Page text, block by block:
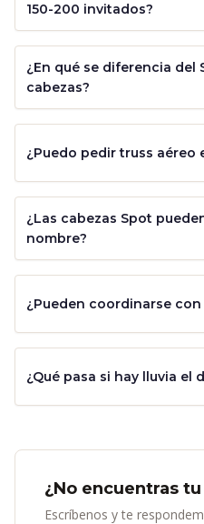
150-200 invitados?
¿En qué se diferencia del
cabezas?
¿Puedo pedir truss aéreo
¿Las cabezas Spot
nombre?
¿Pueden coordinarse
¿Qué pasa si hay lluvia el
¿No encuentras
Escríbenos y te